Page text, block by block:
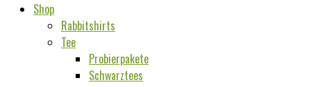
Shop
Rabbitshirts
Tee
Probierpakete
Schwarztees